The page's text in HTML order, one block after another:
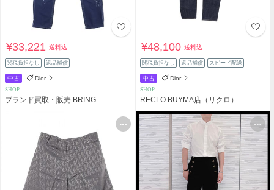
¥33,221送料込
関税負担なし 返品補償
中古 Dior
SHOP
ブランド買取・販売 BRING
¥48,100送料込
関税負担なし 返品補償 スピード配送
中古 Dior
SHOP
RECLO BUYMA店（リクロ）